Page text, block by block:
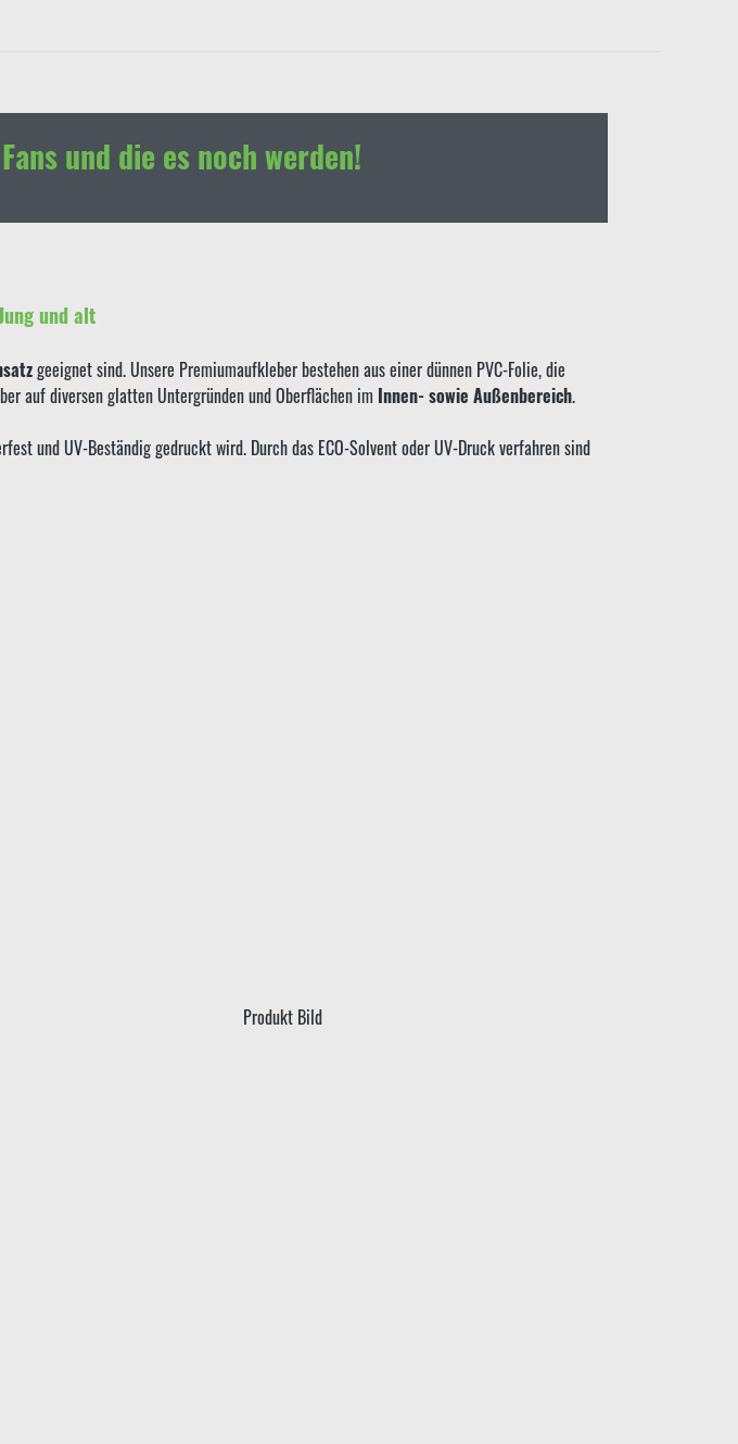
und die es noch werden!
und alt
geeignet sind. Unsere Premiumaufkleber bestehen aus einer dünnen PVC-Folie, die
auf diversen glatten Untergründen und Oberflächen im Innen- sowie Außenbereich.
und UV-Beständig gedruckt wird. Durch das ECO-Solvent oder UV-Druck verfahren sind